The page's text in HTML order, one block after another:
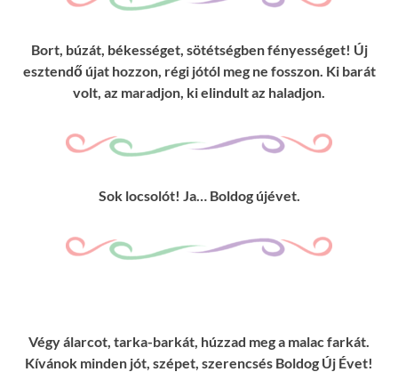
Bort, búzát, békességet, sötétségben fényességet! Új
esztendő újat hozzon, régi jótól meg ne fosszon. Ki barát
volt, az maradjon, ki elindult az haladjon.
Sok locsolót! Ja… Boldog újévet.
Végy álarcot, tarka-barkát, húzzad meg a malac farkát.
Kívánok minden jót, szépet, szerencsés Boldog Új Évet!